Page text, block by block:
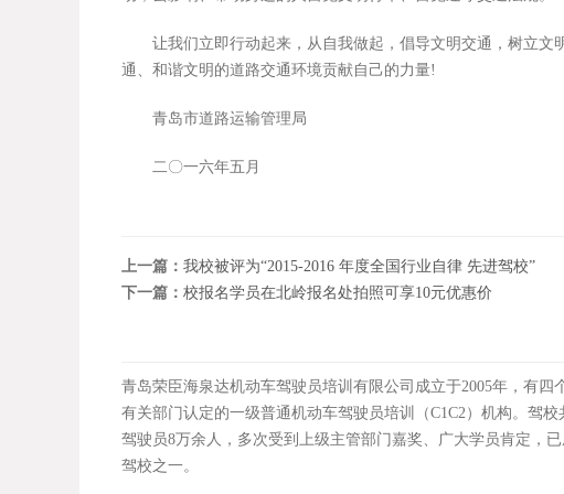
让我们立即行动起来，从自我做起，倡导文明交通，树立文
通、和谐文明的道路交通环境贡献自己的力量!
青岛市道路运输管理局
二〇一六年五月
上一篇： 我校被评为“2015-2016 年度全国行业自律 先进驾校”
下一篇： 校报名学员在北岭报名处拍照可享10元优惠价
青岛荣臣海泉达机动车驾驶员培训有限公司成立于2005年，有
有关部门认定的一级普通机动车驾驶员培训（C1C2）机构。驾
驾驶员8万余人，多次受到上级主管部门嘉奖、广大学员肯定，
驾校之一。